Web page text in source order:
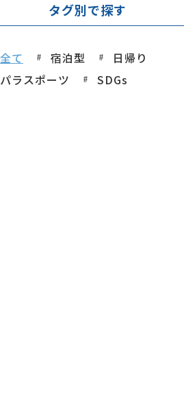
タグ別で探す
全て 宿泊型
日帰り
パラスポーツ
SDGs